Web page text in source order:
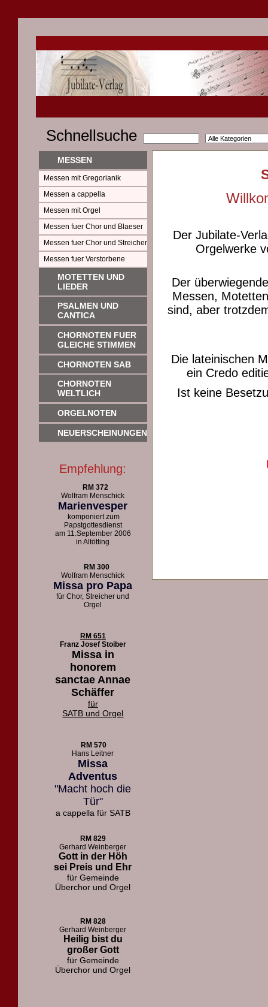
Schnellsuche
MESSEN
Messen mit Gregorianik
Messen a cappella
Messen mit Orgel
Messen fuer Chor und Blaeser
Messen fuer Chor und Streicher
Messen fuer Verstorbene
MOTETTEN UND
LIEDER
PSALMEN UND
CANTICA
CHORNOTEN FUER
GLEICHE STIMMEN
CHORNOTEN SAB
CHORNOTEN
WELTLICH
ORGELNOTEN
NEUERSCHEINUNGEN
Empfehlung:
RM 372
Wolfram Menschick
Marienvesper
komponiert zum
Papstgottesdienst
am 11.September 2006
in Altötting
RM 300
Wolfram Menschick
Missa pro Papa
für Chor, Streicher und
Orgel
RM 651
Franz Josef Stoiber
Missa in
honorem
sanctae Annae
Schäffer
für
SATB und Orgel
RM 570
Hans Leitner
Missa
Adventus
"Macht hoch die
Tür"
a cappella für SATB
RM 829
Gerhard Weinberger
Gott in der Höh
sei Preis und Ehr
für Gemeinde
Überchor und Orgel
RM 828
Gerhard Weinberger
Heilig bist du
großer Gott
für Gemeinde
Überchor und Orgel
Der Jubilate-
Orgelwerke
Der
Messen,
sind, aber
Die lateinischen
ein Credo
Ist keine